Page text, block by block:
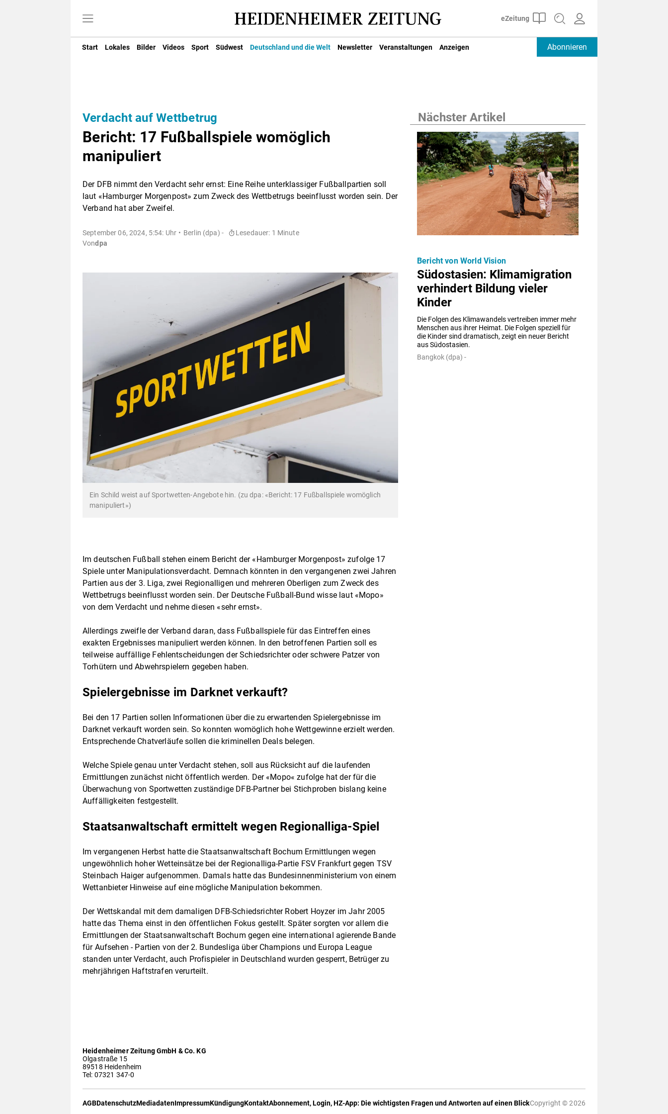
Start Lokales Bilder Videos Sport Südwest Deutschland und die Welt Newsletter Veranstaltungen Anzeigen Abonnieren
Verdacht auf Wettbetrug
Bericht: 17 Fußballspiele womöglich
manipuliert
Der DFB nimmt den Verdacht sehr ernst: Eine Reihe unterklassiger Fußballpartien soll
laut «Hamburger Morgenpost» zum Zweck des Wettbetrugs beeinflusst worden sein. Der
Verband hat aber Zweifel.
September 06, 2024, 5:54: Uhr Berlin (dpa) -
Lesedauer: 1 Minute
Vondpa
Ein Schild weist auf Sportwetten-Angebote hin. (zu dpa: «Bericht: 17 Fußballspiele womöglich
manipuliert»)
Im deutschen Fußball stehen einem Bericht der «Hamburger Morgenpost» zufolge 17
Spiele unter Manipulationsverdacht. Demnach könnten in den vergangenen zwei Jahren
Partien aus der 3. Liga, zwei Regionalligen und mehreren Oberligen zum Zweck des
Wettbetrugs beeinflusst worden sein. Der Deutsche Fußball-Bund wisse laut «Mopo»
von dem Verdacht und nehme diesen «sehr ernst».
Allerdings zweifle der Verband daran, dass Fußballspiele für das Eintreffen eines
exakten Ergebnisses manipuliert werden können. In den betroffenen Partien soll es
teilweise auffällige Fehlentscheidungen der Schiedsrichter oder schwere Patzer von
Torhütern und Abwehrspielern gegeben haben.
Spielergebnisse im Darknet verkauft?
Bei den 17 Partien sollen Informationen über die zu erwartenden Spielergebnisse im
Darknet verkauft worden sein. So konnten womöglich hohe Wettgewinne erzielt werden.
Entsprechende Chatverläufe sollen die kriminellen Deals belegen.
Welche Spiele genau unter Verdacht stehen, soll aus Rücksicht auf die laufenden
Ermittlungen zunächst nicht öffentlich werden. Der «Mopo« zufolge hat der für die
Überwachung von Sportwetten zuständige DFB-Partner bei Stichproben bislang keine
Auffälligkeiten festgestellt.
Staatsanwaltschaft ermittelt wegen Regionalliga-Spiel
Im vergangenen Herbst hatte die Staatsanwaltschaft Bochum Ermittlungen wegen
ungewöhnlich hoher Wetteinsätze bei der Regionalliga-Partie FSV Frankfurt gegen TSV
Steinbach Haiger aufgenommen. Damals hatte das Bundesinnenministerium von einem
Wettanbieter Hinweise auf eine mögliche Manipulation bekommen.
Der Wettskandal mit dem damaligen DFB-Schiedsrichter Robert Hoyzer im Jahr 2005
hatte das Thema einst in den öffentlichen Fokus gestellt. Später sorgten vor allem die
Ermittlungen der Staatsanwaltschaft Bochum gegen eine international agierende Bande
für Aufsehen - Partien von der 2. Bundesliga über Champions und Europa League
standen unter Verdacht, auch Profispieler in Deutschland wurden gesperrt, Betrüger zu
mehrjährigen Haftstrafen verurteilt.
Nächster Artikel
Südostasien: Klimamigration
verhindert Bildung vieler
Kinder
Die Folgen des Klimawandels vertreiben immer mehr
Menschen aus ihrer Heimat. Die Folgen speziell für
die Kinder sind dramatisch, zeigt ein neuer Bericht
aus Südostasien.
Bericht von World Vision
Bangkok (dpa) -
Heidenheimer Zeitung GmbH & Co. KG
Olgastraße 15
89518 Heidenheim
Tel: 07321 347-0
AGBDatenschutzMediadatenImpressumKündigungKontaktAbonnement, Login, HZ-App: Die wichtigsten Fragen und Antworten auf einen BlickCopyright © 2026